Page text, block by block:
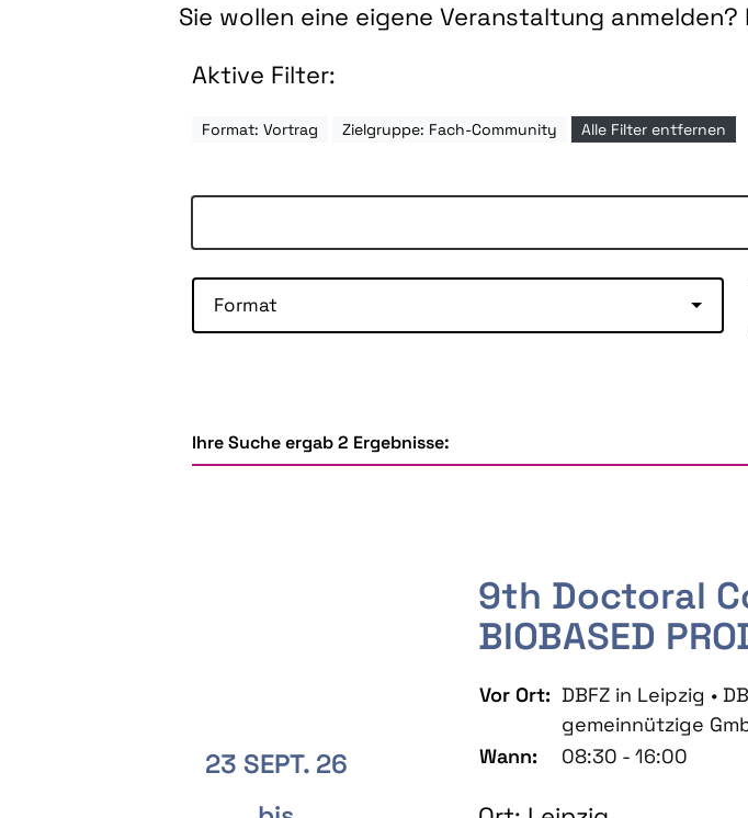
Sie wollen eine eigene Veranstaltung anmelden?
Aktive Filter:
Format: Vortrag Zielgruppe: Fach-Community Alle Filter entfernen
Format
Ihre Suche ergab 2 Ergebnisse:
23 SEPT. 26
9th Doctoral
BIOBASED
Vor Ort: DBFZ in Leipzig •
gemeinnützige
Wann:
08:30 - 16:00